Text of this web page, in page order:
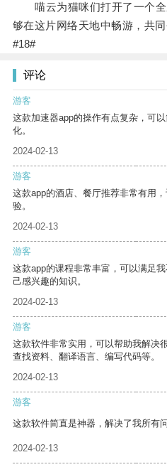
喵云为猫咪们打开了一个全
够在这片网络天地中畅游，共同
#18#
评论
游客
这款加速器app的操作有点复杂，可
化。
2024-02-13
游客
这款app的酒店、餐厅推荐非常有用
验。
2024-02-13
游客
这款app的课程非常丰富，可以满足
己感兴趣的知识。
2024-02-13
游客
这款软件非常实用，可以帮助我解决
查找资料、翻译语言、编写代码等。
2024-02-13
游客
这款软件简直是神器，解决了我所有问
2024-02-13